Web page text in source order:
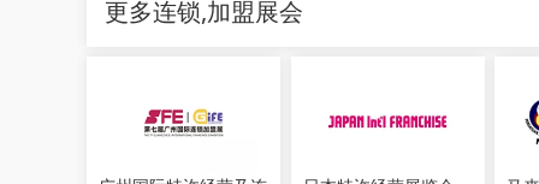
更多连锁,加盟展会